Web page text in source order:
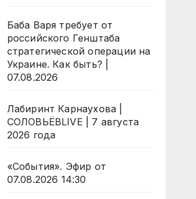
Баба Варя требует от
российского Генштаба
стратегической операции на
Украине. Как быть? |
07.08.2026
Лабиринт Карнаухова |
СОЛОВЬЁВLIVE | 7 августа
2026 года
«События». Эфир от
07.08.2026 14:30